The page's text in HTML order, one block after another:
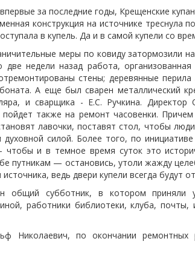
за последние годы, Крещенские
конструкция на источнике треснула
в купель. Да и в самой купели со
меры по ковиду затормозили
недели назад работа,
стены; деревянные
А еще был сварен металлический
и сварщика - Е.С. Ручкина.
также на ремонт часовенки.
лавочки, поставят стол, чтобы
силой. Более того, по
и в темное время суток это
путникам — остановись, утоли жажду
ведь двери купели всегда будут
общий субботник, в котором приняли
работники библиотеки, клуба,
Николаевич, по окончании ремонтных